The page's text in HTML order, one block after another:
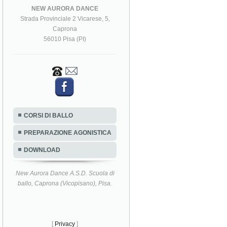
NEW AURORA DANCE
Strada Provinciale 2 Vicarese, 5,
Caprona
56010 Pisa (PI)
CORSI DI BALLO
PREPARAZIONE AGONISTICA
DOWNLOAD
New Aurora Dance A.S.D. Scuola di
ballo, Caprona (Vicopisano), Pisa.
[ Privacy ]